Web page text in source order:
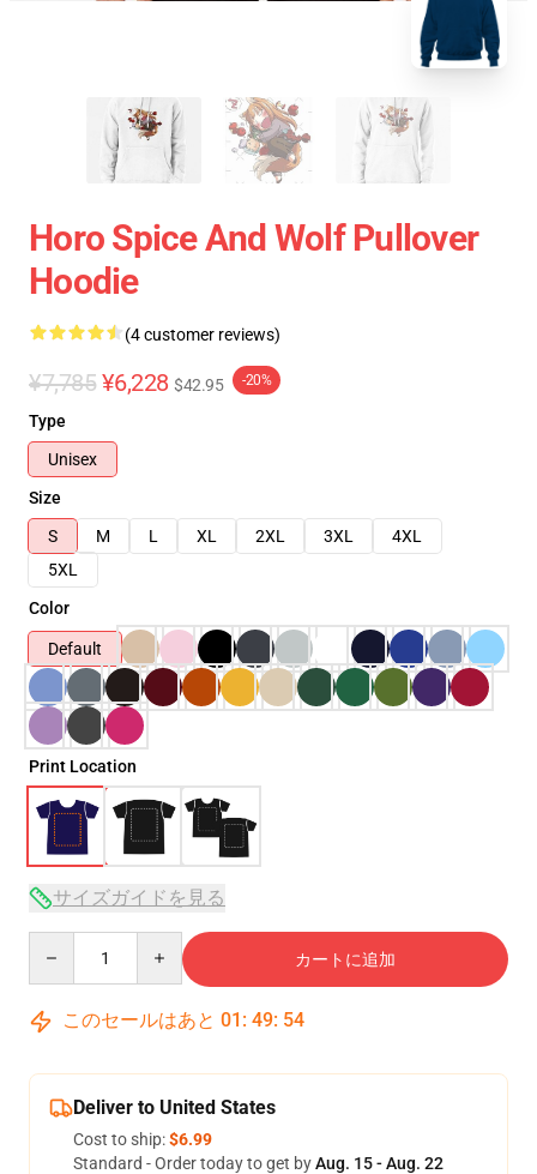
Horo Spice And Wolf Pullover
Hoodie
(4 customer reviews)
¥7,785 ¥6,228 $42.95 -20%
Type
Unisex
Size
S
M L XL 2XL 3XL
4XL
5XL
Color
Default
Print Location
サイズガイドを見る
カートに追加
このセールはあと 01 : 49: 54
Deliver to United States
Cost to ship:$6.99
Standard - Order today to get byAug. 15 - Aug. 22